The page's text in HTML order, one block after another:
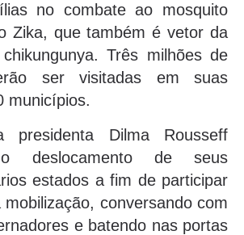
no combate ao mosquito
Zika, que também é vetor da
Três milhões de
ser visitadas em suas
municípios.
Dilma Rousseff
o deslocamento de seus
estados a fim de participar
conversando com
e batendo nas portas